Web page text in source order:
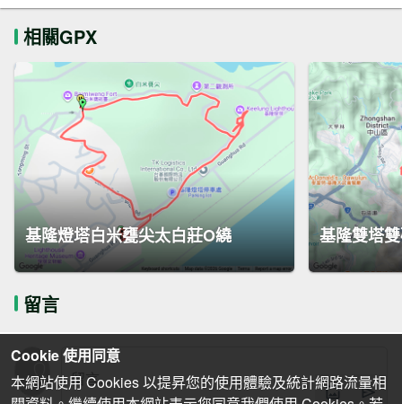
相關GPX
基隆燈塔白米甕尖太白莊O繞 基隆雙塔
留言
Cookie 使用同意
本網站使用 Cookies 以提昇您的使用體驗及統計網路流量相